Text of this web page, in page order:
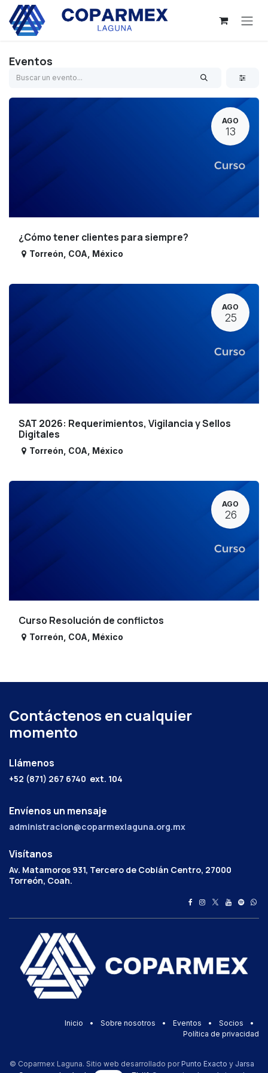
Ir al contenido
Eventos
AGO
13
¿Cómo tener clientes para siempre?
Torreón COA México
AGO
25
SAT 2026: Requerimientos, Vigilancia y Sellos
Digitales
Torreón COA México
AGO
26
Curso Resolución de conflictos
Torreón COA México
Contáctenos en cualquier
momento
Llámenos
+52 (871) 267 6740 ext. 104
Envíenos un mensaje
administracion@coparmexlaguna.org.mx
Visítanos
Av. Matamoros 931, Tercero de Cobián Centro, 27000
Torreón, Coah.
Inicio • Sobre nosotros • Eventos • Socios
•
Política de privacidad
© Coparmex Laguna. Sitio web desarrollado por Punto Exacto y Jarsa